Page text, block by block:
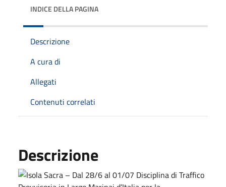
INDICE DELLA PAGINA
Descrizione
A cura di
Allegati
Contenuti correlati
Descrizione